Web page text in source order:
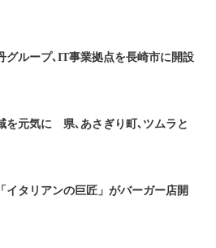
グループ､IT事業拠点を長崎市に開設
を元気に 県､あさぎり町､ツムラと
イタリアンの巨匠」がバーガー店開